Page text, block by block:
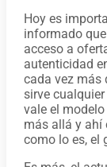
Hoy es
informado
acceso a
autenticidad
cada vez más
sirve
vale el
más allá y ahí
como lo es, el